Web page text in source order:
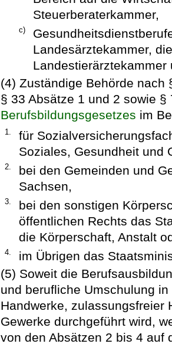
Steuerberaterkammer,
c)
Landesärztekammer,
(4) Zuständige Behörde nach
§ 33 Absätze 1 und 2 sowie §
Berufsbildungsgesetzes im
1.
für
Soziales, Gesundheit und
2.
bei den Gemeinden und
Sachsen,
3.
bei den sonstigen
öffentlichen Rechts das
die Körperschaft, Anstalt
4.
im Übrigen das
(5) Soweit die
und berufliche Umschulung
Handwerke, zulassungsfreier
Gewerke durchgeführt wird,
von den Absätzen 2 bis 4 auf